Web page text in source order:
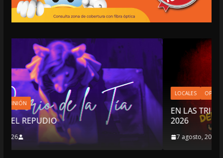
LOCALES OPINIÓN
EN LAS TRIPAS DEL JAGUAR: 07 DE
2026
7 agosto, 2026